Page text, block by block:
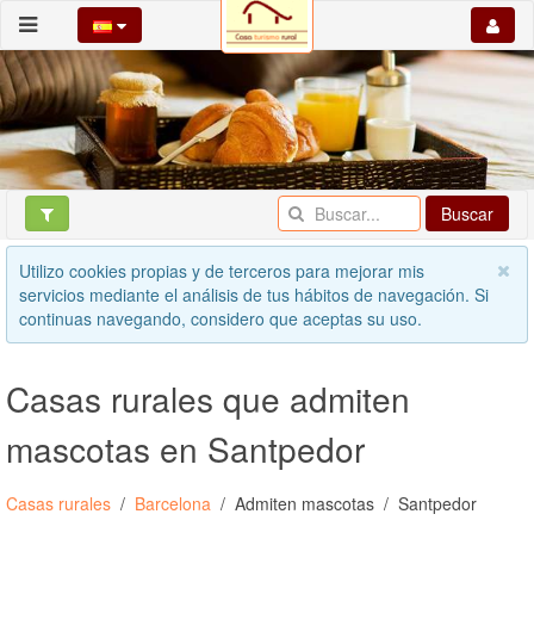
Buscar
Utilizo cookies propias y de terceros para mejorar mis
servicios mediante el análisis de tus hábitos de navegación. Si
continuas navegando, considero que aceptas su uso.
Casas rurales que admiten
mascotas en Santpedor
Casas rurales Barcelona Admiten mascotas Santpedor